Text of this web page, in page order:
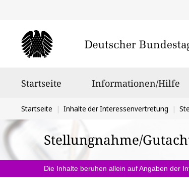
Startseite Informationen/Hilfe
Sie
befinden
sich
hier:
Startseite Inhalte der Interessenvertretung
Stellungnahme/
Die Inhalte beruhen allein auf Angaben der